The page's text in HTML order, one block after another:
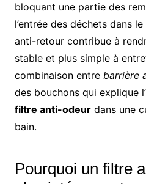
bloquant une partie des
l’entrée des déchets dans
anti-retour contribue à
stable et plus simple à
combinaison entre barrière
des bouchons qui explique
filtre anti-odeurdans une
bain.
Pourquoi un filtre